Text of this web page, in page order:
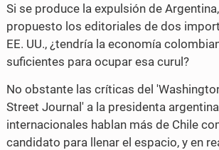
Si se produce la expulsión de
propuesto los editoriales de dos
EE. UU., ¿tendría la economía
suficientes para ocupar esa curul?
No obstante las críticas del
Street Journal' a la presidenta
internacionales hablan más de Chile
candidato para llenar el espacio, y en